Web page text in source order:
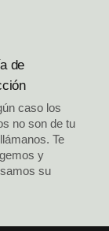
de
caso los
no son de tu
Te
y
su